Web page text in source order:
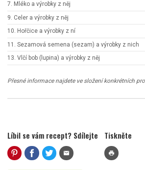
7. Mléko a výrobky z něj
9. Celer a výrobky z něj
10. Hořčice a výrobky z ní
11. Sezamová semena (sezam) a výrobky z nich
13. Vlčí bob (lupina) a výrobky z něj
Přesné informace najdete ve složení konkrétních
Líbil se vám recept? Sdílejte
mail
Tiskněte
print